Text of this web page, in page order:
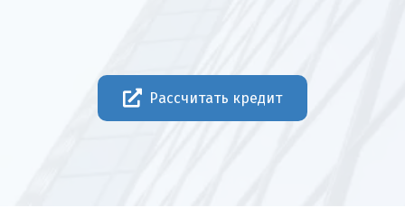
Рассчитать кредит